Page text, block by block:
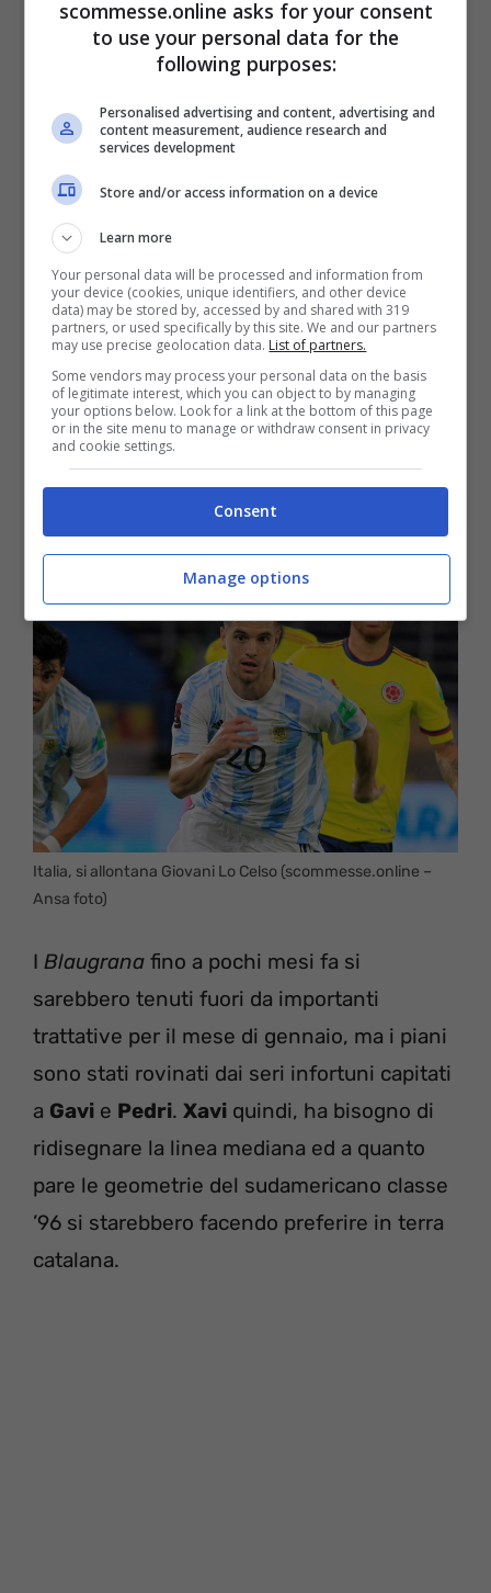
Secondoelnacional.cat, una squadra su
tutte potrebbe superare le velleità di Juve,
Milan,
Atletico Madrid,Bayer
Leverkusene
centrocampista dai piedi buoni è in
procinto di salutare la Premier League e
sembrerebbe avere una particolare
preferenza per il campionato spagnolo
dove ha già giocato e soprattutto fatto
bene con le maglie di
Villarreal.
Italia, si allontana Giovani Lo Celso (scommesse.online –
Ansa foto)
I Blaugrana fino a pochi mesi fa si
sarebbero tenuti fuori da importanti
trattative per il mese di gennaio, ma i piani
sono stati rovinati dai seri infortuni capitati
a Gavi e Pedri. Xavi quindi, ha bisogno di
ridisegnare la linea mediana ed a quanto
pare le geometrie del sudamericano classe
’96 si starebbero facendo preferire in terra
catalana.
scommesse.online asks for your consent
to use your personal data for the
following purposes:
Personalised advertising and content, advertising and
content measurement, audience research and
services development
Store and/or access information on a device
Learn more
Your personal data will be processed and information from
your device (cookies, unique identifiers, and other device
data) may be stored by, accessed by and shared with 319
partners, or used specifically by this site. We and our partners
may use precise geolocation data. List of partners.
Some vendors may process your personal data on the basis
of legitimate interest, which you can object to by managing
your options below. Look for a link at the bottom of this page
or in the site menu to manage or withdraw consent in privacy
and cookie settings.
Consent
Manage options